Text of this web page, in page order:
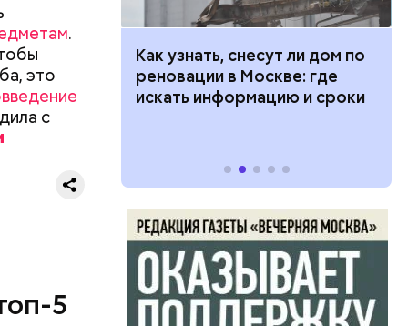
.
это
с
5
тысяч
при
кто может
нужны
Как узнать, снесут ли дом по
реновации в Москве: где
искать информацию и сроки